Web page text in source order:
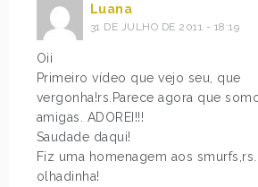
Luana
31 DE JULHO DE 2011 - 18:19
Oii
Primeiro vídeo que vejo seu, que
vergonha!rs.Parece agora que
amigas. ADOREI!!!
Saudade daqui!
Fiz uma homenagem aos
olhadinha!